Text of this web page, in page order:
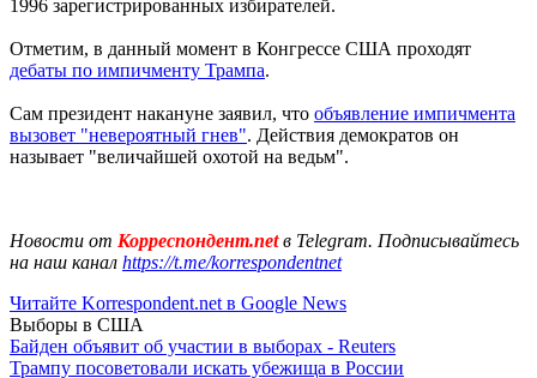
1996 зарегистрированных избирателей.
Отметим, в данный момент в Конгрессе США проходят
дебаты по импичменту Трампа.
Сам президент накануне заявил, что объявление импичмента
вызовет "невероятный гнев". Действия демократов он
называет "величайшей охотой на ведьм".
Новости от Корреспондент.netв Telegram. Подписывайтесь
на наш канал https://t.me/korrespondentnet
Читайте Korrespondent.net в Google News
Выборы в США
Байден объявит об участии в выборах - Reuters
Трампу посоветовали искать убежища в России